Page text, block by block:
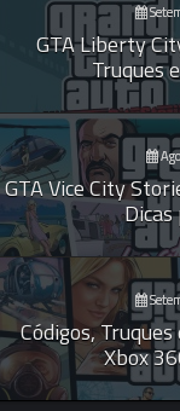
GTA Liberty
Truques
GTA Vice City
Códigos,
Xbox